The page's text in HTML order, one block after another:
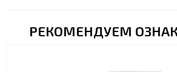
РЕКОМЕНДУЕМ